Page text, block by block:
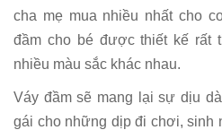
cha mẹ mua nhiều nhất cho
đầm cho bé được thiết kế rất
nhiều màu sắc khác nhau.
Váy đầm sẽ mang lại sự dịu
gái cho những dịp đi chơi, sinh